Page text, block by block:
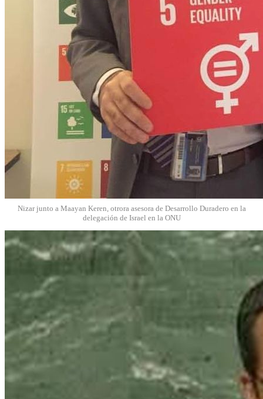
Nizar junto a Maayan Keren, otrora asesora de Desarrollo Duradero en la
delegación de Israel en la ONU